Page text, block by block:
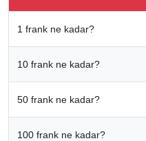
1 frank ne kadar?
10 frank ne kadar?
50 frank ne kadar?
100 frank ne kadar?